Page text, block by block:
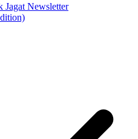
Jagat Newsletter